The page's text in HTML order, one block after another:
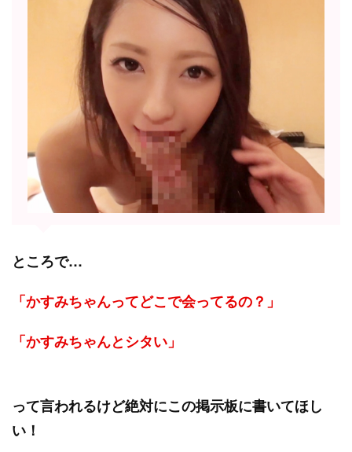
ところで…
「かすみちゃんってどこで会ってるの？」
「かすみちゃんとシタい」
って言われるけど絶対にこの掲示板に書いてほし
い！